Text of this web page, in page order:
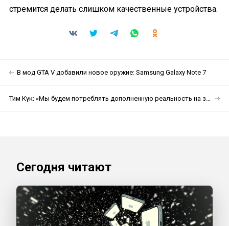
стремится делать слишком качественные устройства.
В мод GTA V добавили новое оружие: Samsung Galaxy Note 7
Тим Кук: «Мы будем потреблять дополненную реальность на завтрак, обед и ужин»
Сегодня читают